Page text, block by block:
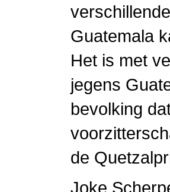
Guatemala
Het is met
jegens
bevolking
de
Joke